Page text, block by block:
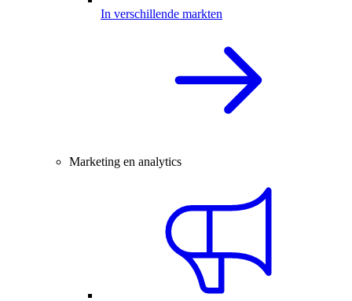
In verschillende markten
Marketing en analytics